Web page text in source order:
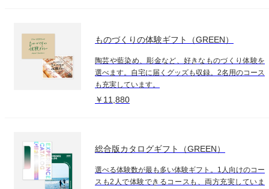
ものづくりの体験ギフト（GREEN）
陶芸や藍染め、彫金など、好きなものづくり体験を
選べます。自宅に届くグッズも収録。2名用のコース
も充実しています。
￥11,880
総合版カタログギフト（GREEN）
選べる体験数が最も多い体験ギフト。1人向けのコー
スも2人で体験できるコースも、両方充実していま